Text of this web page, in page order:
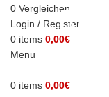
0 Vergleichen
Login / Register
0 items 0,00€
Menu
0 items 0,00€